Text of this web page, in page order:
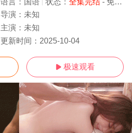
导演： 未知
主演： 未知
更新时间： 2025-10-04
 极速观看